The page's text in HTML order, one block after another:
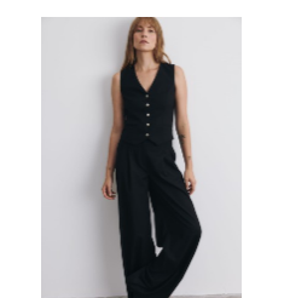
ZOBACZ PRODUKT